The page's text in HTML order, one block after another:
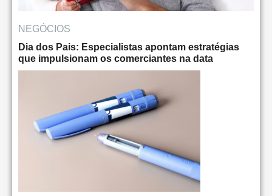
NEGÓCIOS
Dia dos Pais: Especialistas apontam estratégias
que impulsionam os comerciantes na data